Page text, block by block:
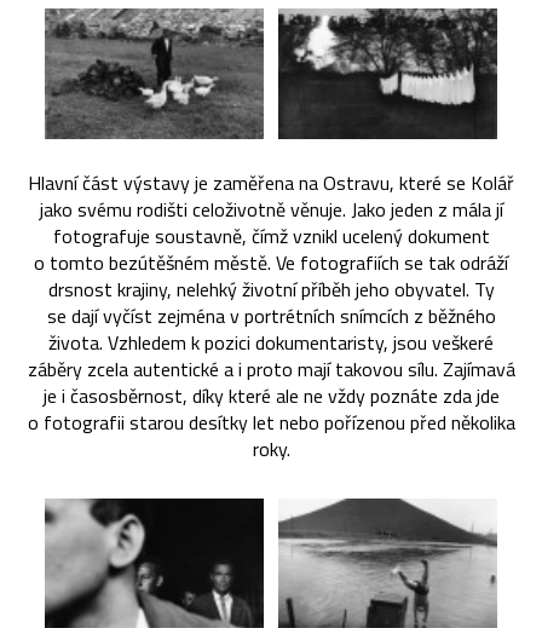
Hlavní část výstavy je zaměřena na Ostravu, které se Kolář
jako svému rodišti celoživotně věnuje. Jako jeden z mála jí
fotografuje soustavně, čímž vznikl ucelený dokument
o tomto bezútěšném městě. Ve fotografiích se tak odráží
drsnost krajiny, nelehký životní příběh jeho obyvatel. Ty
se dají vyčíst zejména v portrétních snímcích z běžného
života. Vzhledem k pozici dokumentaristy, jsou veškeré
záběry zcela autentické a i proto mají takovou sílu. Zajímavá
je i časosběrnost, díky které ale ne vždy poznáte zda jde
o fotografii starou desítky let nebo pořízenou před několika
roky.